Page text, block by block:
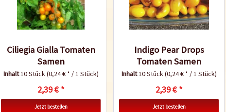
Ciliegia Gialla Tomaten
Samen
Inhalt10 Stück(0,24 € * / 1 Stück)
2,39 € *
Jetzt bestellen
Indigo Pear Drops
Tomaten Samen
Inhalt10 Stück(0,24 € * / 1 Stück)
2,39 € *
Jetzt bestellen